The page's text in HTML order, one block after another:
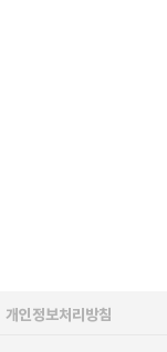
개인정보처리방침